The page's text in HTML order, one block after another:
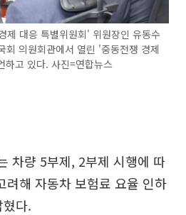
대응 특별위원회' 위원장인 유동수
의원회관에서 열린 '중동전쟁 경제
하고 있다. 사진=연합뉴스
차량 5부제, 2부제 시행에 따
려해 자동차 보험료 요율 인하
다.